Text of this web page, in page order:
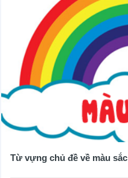
Từ vựng chủ đề về màu sắc